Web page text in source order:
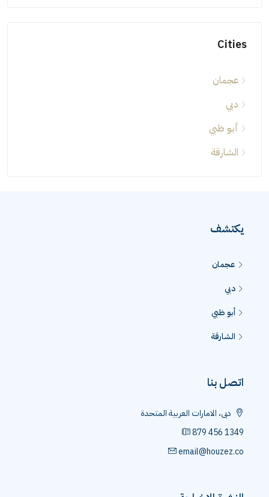
Cities
عجمان
دبي
أبو ظبي
الشارقة
يكتشف
عجمان
دبي
أبو ظبي
الشارقة
اتصل بنا
دبى، الامارات العربية المتحدة
879 456 1349
email@houzez.co